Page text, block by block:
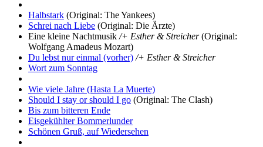
Halbstark (Original: The Yankees)
Schrei nach Liebe (Original: Die Ärzte)
Eine kleine Nachtmusik /+ Esther & Streicher (Original:
Wolfgang Amadeus Mozart)
Du lebst nur einmal (vorher) /+ Esther & Streicher
Wort zum Sonntag
Wie viele Jahre (Hasta La Muerte)
Should I stay or should I go (Original: The Clash)
Bis zum bitteren Ende
Eisgekühlter Bommerlunder
Schönen Gruß, auf Wiedersehen